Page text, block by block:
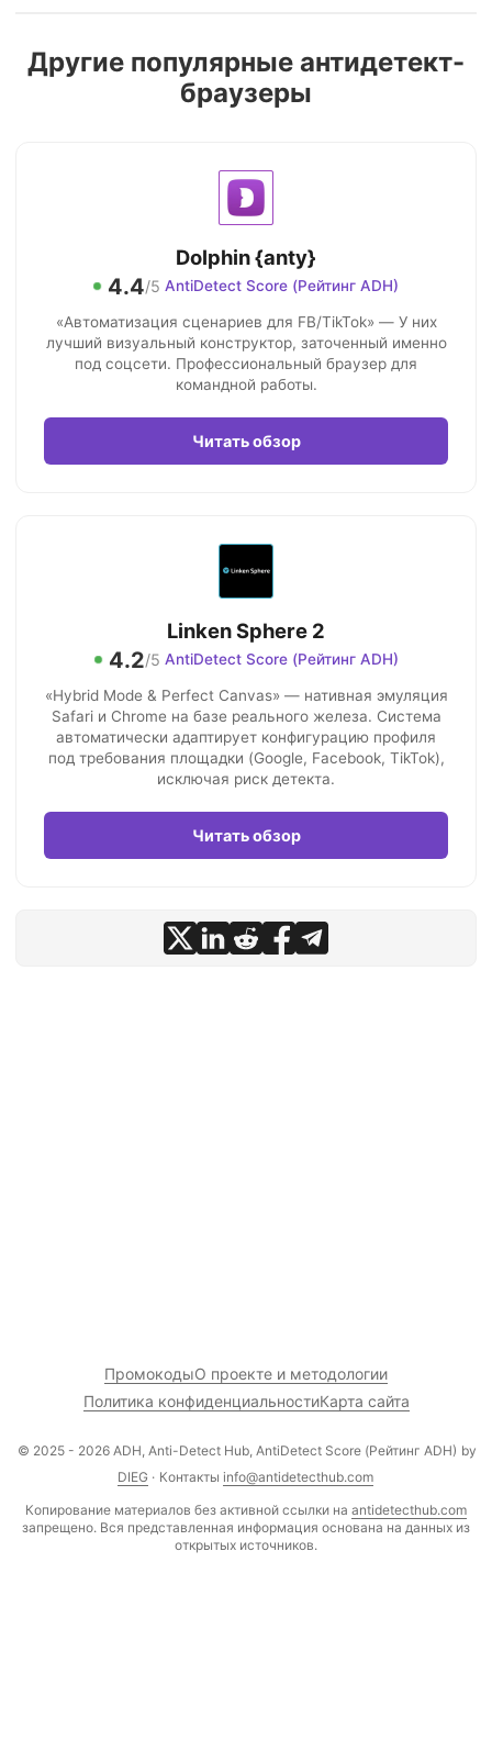
Другие популярные антидетект-
браузеры
Dolphin {anty}
4.4/5 AntiDetect Score (Рейтинг ADH)
«Автоматизация сценариев для FB/TikTok» — У них
лучший визуальный конструктор, заточенный именно
под соцсети. Профессиональный браузер для
командной работы.
Читать обзор
Linken Sphere 2
4.2/5 AntiDetect Score (Рейтинг ADH)
«Hybrid Mode & Perfect Canvas» — нативная эмуляция
Safari и Chrome на базе реального железа. Система
автоматически адаптирует конфигурацию профиля
под требования площадки (Google, Facebook, TikTok),
исключая риск детекта.
Читать обзор
ПромокодыО проекте и методологии
Политика конфиденциальностиКарта сайта
© 2025 - 2026 ADH, Anti-Detect Hub, AntiDetect Score (Рейтинг ADH) by
DIEG · Контакты info@antidetecthub.com
Копирование материалов без активной ссылки на antidetecthub.com
запрещено. Вся представленная информация основана на данных из
открытых источников.